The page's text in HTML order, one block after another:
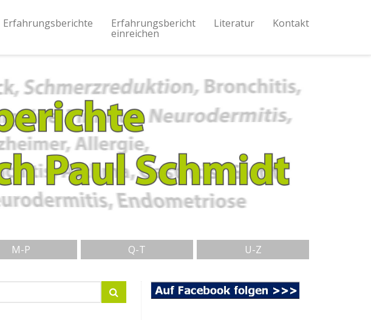
Erfahrungsberichte Erfahrungsbericht
einreichen
Literatur Kontakt
M-P Q-T U-Z